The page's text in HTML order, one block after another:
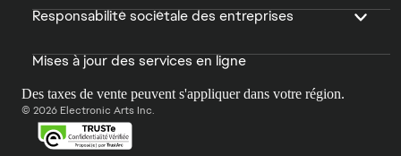
Responsabilité sociétale des entreprises
Mises à jour des services en ligne
Des taxes de vente peuvent s'appliquer dans votre région.
© 2026 Electronic Arts Inc.